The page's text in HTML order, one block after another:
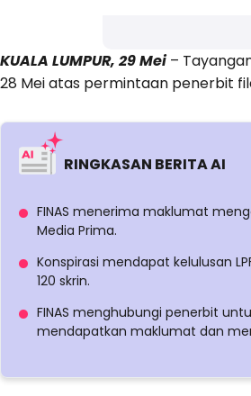
KUALA LUMPUR, 29 Mei–
28 Mei atas permintaan penerbit
RINGKASAN BERITA AI
FINAS menerima maklumat
Media Prima.
Konspirasi mendapat kelulusan
120 skrin.
FINAS menghubungi penerbit
mendapatkan maklumat dan